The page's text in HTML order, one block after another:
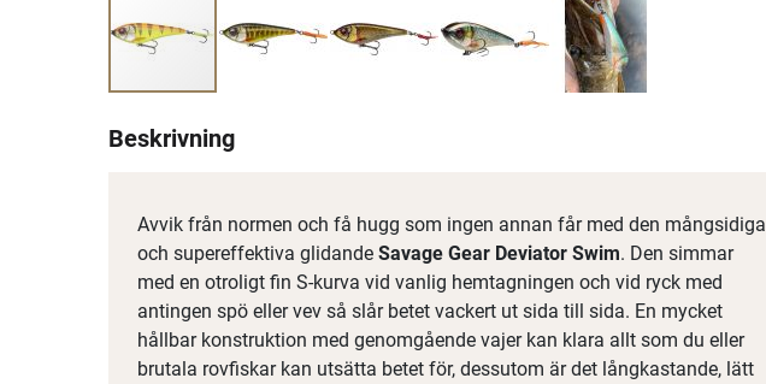
Beskrivning
Avvik från normen och få hugg som ingen annan får med den mångsidiga
och supereffektiva glidande Savage Gear Deviator Swim. Den simmar
med en otroligt fin S-kurva vid vanlig hemtagningen och vid ryck med
antingen spö eller vev så slår betet vackert ut sida till sida. En mycket
hållbar konstruktion med genomgående vajer kan klara allt som du eller
brutala rovfiskar kan utsätta betet för, dessutom är det långkastande, lätt